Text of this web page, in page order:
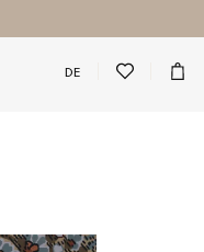
DE